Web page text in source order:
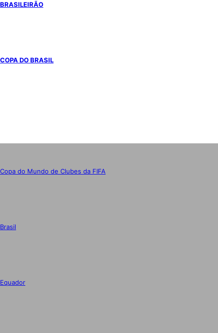
BRASILEIRÃO
COPA DO BRASIL
Copa do Mundo de Clubes da FIFA
Brasil
Equador